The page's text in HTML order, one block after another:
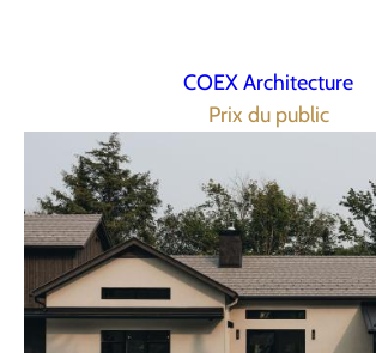
COEX Architecture
Prix du public